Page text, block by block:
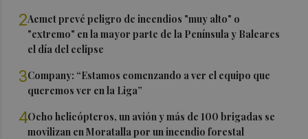
2Aemet prevé peligro de incendios "muy alto" o
"extremo" en la mayor parte de la Península y Baleares
el día del eclipse
3Company: “Estamos comenzando a ver el equipo que
queremos ver en la Liga”
4Ocho helicópteros, un avión y más de 100 brigadas se
movilizan en Moratalla por un incendio forestal